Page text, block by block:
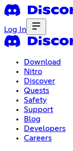
Log In
Download
Nitro
Discover
Quests
Safety
Support
Blog
Developers
Careers